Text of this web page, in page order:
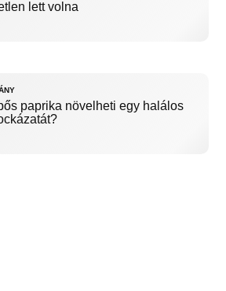
lett volna
paprika növelheti egy halálos